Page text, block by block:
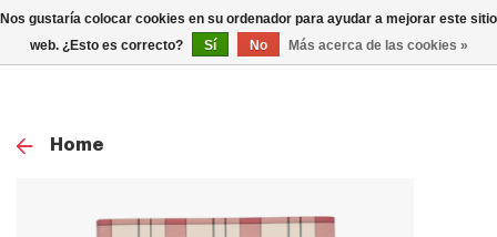
0
Home
Nos gustaría colocar cookies en su ordenador para ayudar a mejorar este sitio
web. ¿Esto es correcto?
Sí No Más acerca de las cookies »